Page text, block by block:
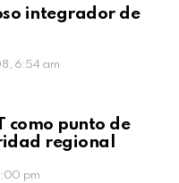
integrador de
6:54 am
post
como punto de
regional
pm